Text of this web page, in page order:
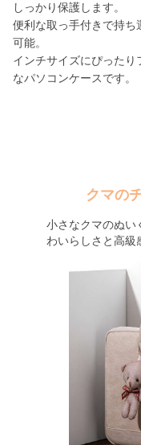
しっかり保護します。
便利な取っ手付きで持ち
可能。
インチサイズにぴった
なパソコンケースです。
クマの
小さなクマのぬい
わいらしさと高級